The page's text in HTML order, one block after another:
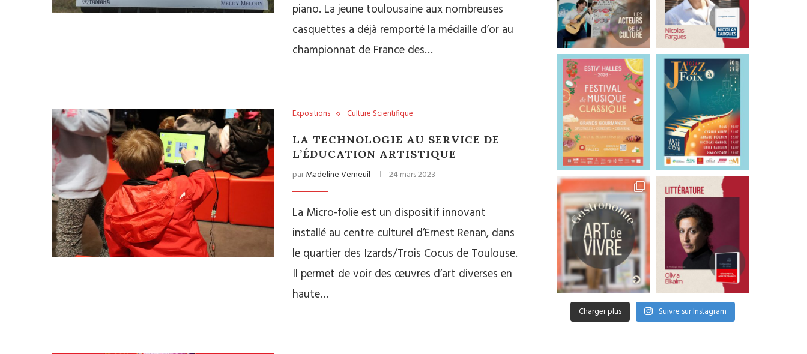
piano. La jeune toulousaine aux nombreuses
casquettes a déjà remporté la médaille d’or au
championnat de France des…
Expositions Culture Scientifique
LA TECHNOLOGIE AU SERVICE DE
L’ÉDUCATION ARTISTIQUE
parMadeline Verneuil 24 mars 2023
La Micro-folie est un dispositif innovant
installé au centre culturel d’Ernest Renan, dans
le quartier des Izards/Trois Cocus de Toulouse.
Il permet de voir des œuvres d’art diverses en
haute…
Charger plus Suivre sur Instagram